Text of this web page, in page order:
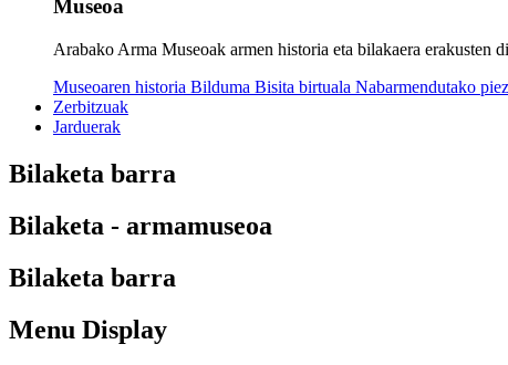
Museoa
Arabako Arma Museoak armen historia eta bilakaera erakusten
Museoaren historia Bilduma Bisita birtuala Nabarmendutako
Zerbitzuak
Jarduerak
Bilaketa barra
Bilaketa - armamuseoa
Bilaketa barra
Menu Display